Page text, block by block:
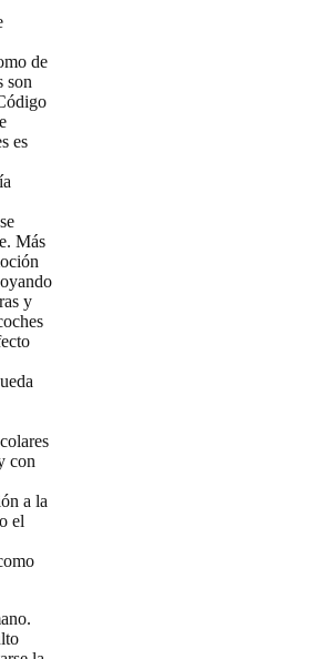
de
son
es
Más
y
con
a la
el